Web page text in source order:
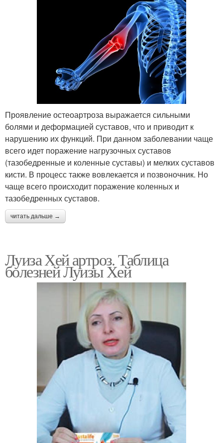
Проявление остеоартроза выражается сильными
болями и деформацией суставов, что и приводит к
нарушению их функций. При данном заболевании чаще
всего идет поражение нагрузочных суставов
(тазобедренные и коленные суставы) и мелких суставов
кисти. В процесс также вовлекается и позвоночник. Но
чаще всего происходит поражение коленных и
тазобедренных суставов.
читать дальше →
Луиза Хей артроз. Таблица
болезней Луизы Хей